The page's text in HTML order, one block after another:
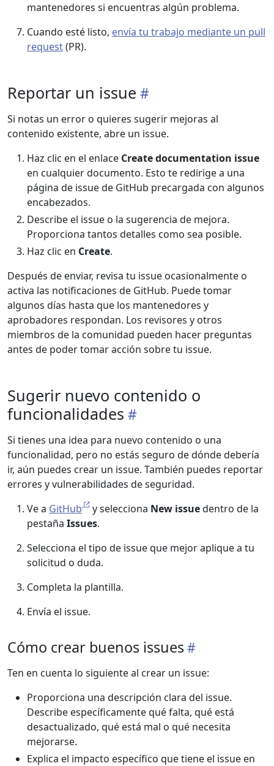
mantenedores si encuentras algún problema.
Cuando esté listo, envía tu trabajo mediante un pull
request(PR).
Reportar un issue
Si notas un error o quieres sugerir mejoras al
contenido existente, abre un issue.
Haz clic en el enlace Create documentation issue
en cualquier documento. Esto te redirige a una
página de issue de GitHub precargada con algunos
encabezados.
Describe el issue o la sugerencia de mejora.
Proporciona tantos detalles como sea posible.
Haz clic en Create.
Después de enviar, revisa tu issue ocasionalmente o
activa las notificaciones de GitHub. Puede tomar
algunos días hasta que los mantenedores y
aprobadores respondan. Los revisores y otros
miembros de la comunidad pueden hacer preguntas
antes de poder tomar acción sobre tu issue.
Sugerir nuevo contenido o
funcionalidades
Si tienes una idea para nuevo contenido o una
funcionalidad, pero no estás seguro de dónde debería
ir, aún puedes crear un issue. También puedes reportar
errores y vulnerabilidades de seguridad.
Ve a GitHub y selecciona New issuedentro de la
pestaña Issues.
Selecciona el tipo de issue que mejor aplique a tu
solicitud o duda.
Completa la plantilla.
Envía el issue.
Cómo crear buenos issues
Ten en cuenta lo siguiente al crear un issue:
Proporciona una descripción clara del issue.
Describe específicamente qué falta, qué está
desactualizado, qué está mal o qué necesita
mejorarse.
Explica el impacto específico que tiene el issue en